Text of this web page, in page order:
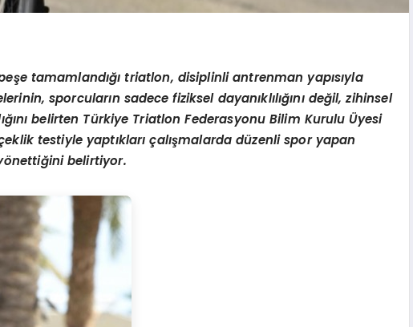
tamamlandığı triatlon, disiplinli antrenman yapısıyla
sporcuların sadece fiziksel dayanıklılığını değil, zihinsel
belirten Türkiye Triatlon Federasyonu Bilim Kurulu Üyesi
testiyle yaptıkları çalışmalarda düzenli spor yapan
belirtiyor.